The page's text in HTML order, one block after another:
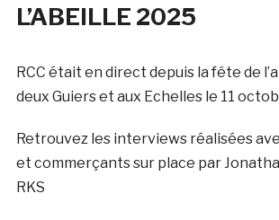
L’ABEILLE 2025
RCC était en direct depuis la fête de
deux Guiers et aux Echelles le 11
Retrouvez les interviews réalisées
et commerçants sur place par
RKS